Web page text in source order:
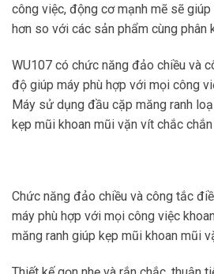
công việc, động cơ mạnh mẽ sẽ
hơn so với các sản phẩm cùng phân
WU107 có chức năng đảo chiều và
độ giúp máy phù hợp với mọi công
Máy sử dụng đầu cặp măng ranh
kẹp mũi khoan mũi vặn vít chắc chắn
Chức năng đảo chiều và công tắc
máy phù hợp với mọi công việc
măng ranh giúp kẹp mũi khoan mũi